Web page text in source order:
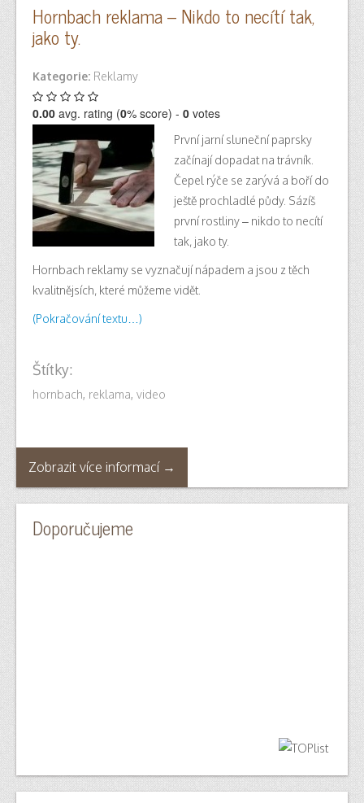
Hornbach reklama – Nikdo to necítí tak,
jako ty.
Kategorie: Reklamy
0.00 avg. rating (0% score) - 0 votes
První jarní sluneční paprsky
začínají dopadat na trávník.
Čepel rýče se zarývá a boří do
ještě prochladlé půdy. Sázíš
první rostliny – nikdo to necítí
tak, jako ty.
Hornbach reklamy se vyznačují nápadem a jsou z těch
kvalitnějsích, které můžeme vidět.
(Pokračování textu…)
Štítky:
hornbach, reklama, video
Zobrazit více informací →
Doporučujeme